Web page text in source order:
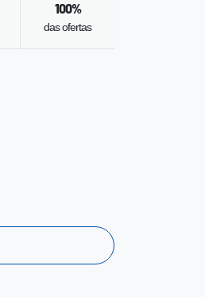
100%
das ofertas